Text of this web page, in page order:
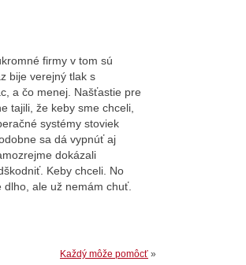
firmy v tom sú
bije verejný tlak s
a čo menej. Našťastie pre
tajili, že keby sme chceli,
systémy stoviek
sa dá vypnúť aj
dokázali
Keby chceli. No
ale už nemám chuť.
Každý môže pomôcť »